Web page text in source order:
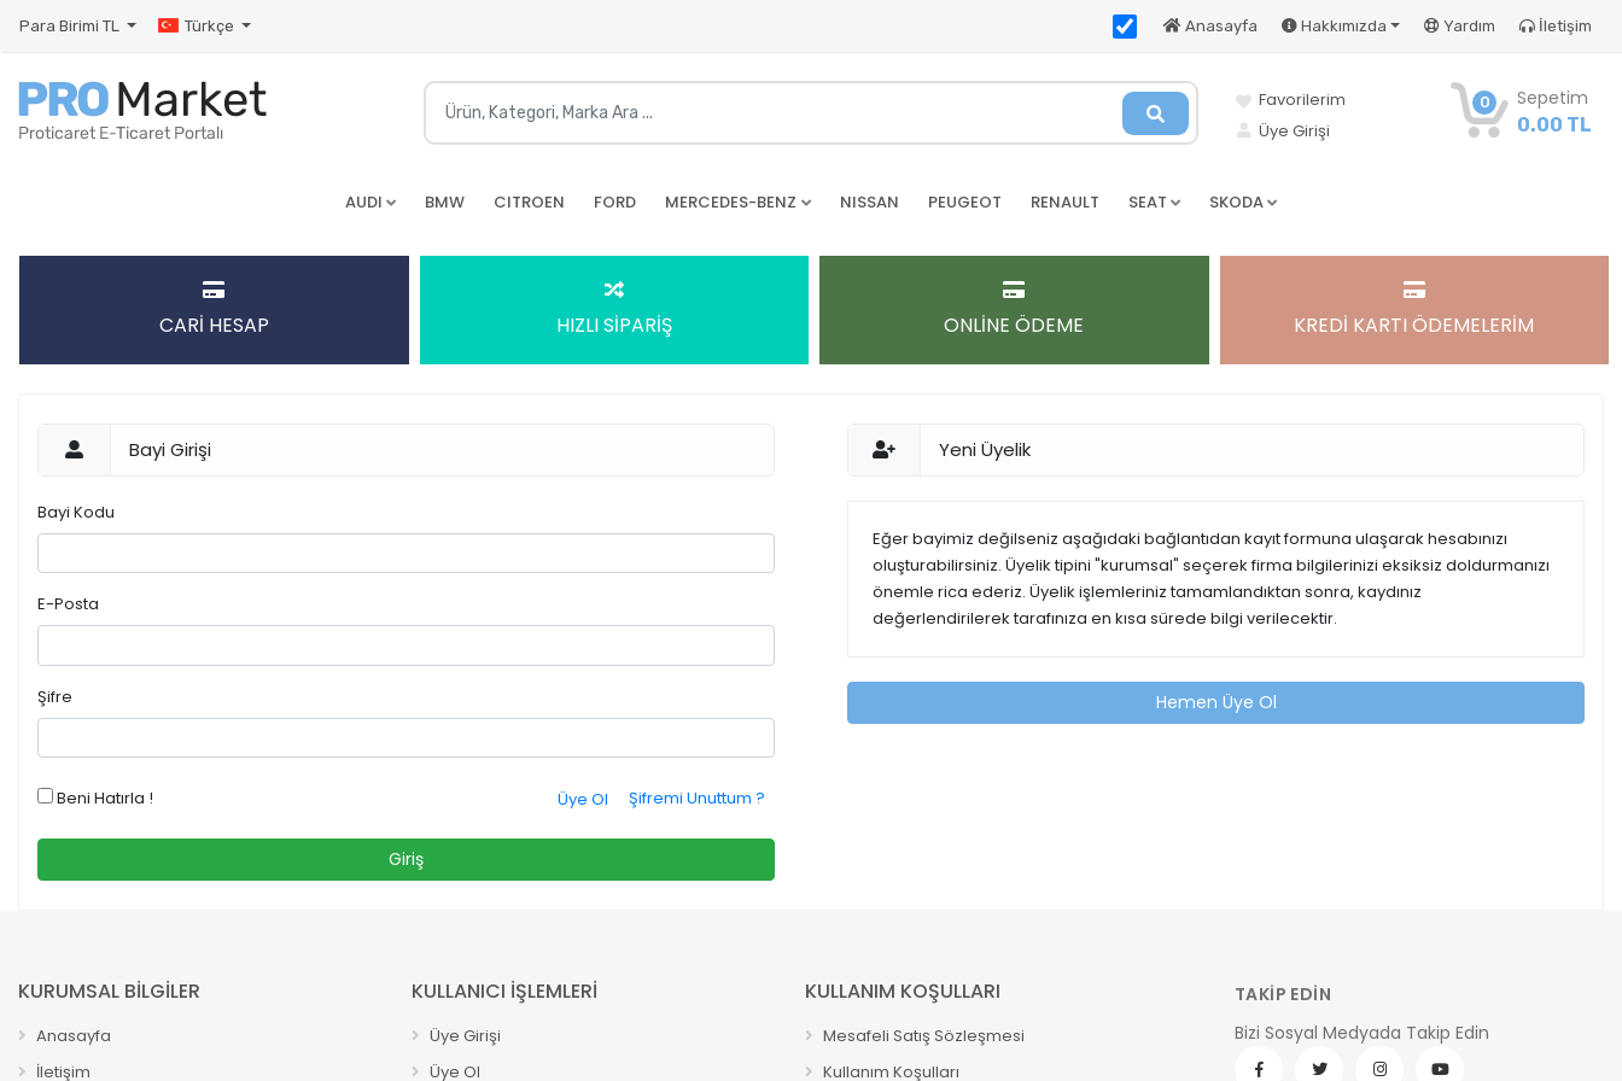
Para Birimi TL Türkçe Anasayfa Hakkımızda Yardım İletişim
0 Sepetim
0.00 TL
Favorilerim
Üye Girişi
AUDI BMW CITROEN FORD MERCEDES-BENZ NISSAN PEUGEOT RENAULT SEAT SKODA
CARİ HESAP HIZLI SİPARİŞ ONLİNE ÖDEME KREDİ KARTI ÖDEMELERİM
Bayi Girişi
Bayi Kodu
E-Posta
Şifre
Beni Hatırla ! Şifremi Unuttum ?
Üye Ol
Giriş
Yeni Üyelik
Eğer bayimiz değilseniz aşağıdaki bağlantıdan kayıt formuna ulaşarak hesabınızı
oluşturabilirsiniz. Üyelik tipini "kurumsal" seçerek firma bilgilerinizi eksiksiz doldurmanızı
önemle rica ederiz. Üyelik işlemleriniz tamamlandıktan sonra, kaydınız
değerlendirilerek tarafınıza en kısa sürede bilgi verilecektir.
Hemen Üye Ol
KURUMSAL BİLGİLER
Anasayfa
İletişim
KULLANICI İŞLEMLERİ
Üye Girişi
Üye Ol
KULLANIM KOŞULLARI
Mesafeli Satış Sözleşmesi
Kullanım Koşulları
TAKİP EDİN
Bizi Sosyal Medyada Takip Edin